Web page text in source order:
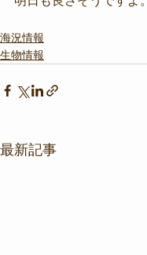
海況情報
生物情報
最新記事